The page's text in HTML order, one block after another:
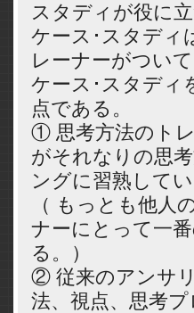
スタディが役に立
ケース･スタディ
レーナーがつい
ケース･スタディ
点である。
① 思考方法のト
がそれなりの思
ングに習熟して
（ もっとも他人
ナーにとって一
る。）
② 従来のアンサ
法、視点、思考